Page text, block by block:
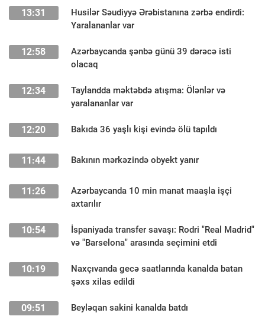
13:31
Husilər Səudiyyə Ərəbistanına zərbə endirdi:
Yaralananlar var
12:58
Azərbaycanda şənbə günü 39 dərəcə isti
olacaq
12:34
Taylandda məktəbdə atışma: Ölənlər və
yaralananlar var
12:20 Bakıda 36 yaşlı kişi evində ölü tapıldı
11:44 Bakının mərkəzində obyekt yanır
11:26
Azərbaycanda 10 min manat maaşla işçi
axtarılır
10:54
İspaniyada transfer savaşı: Rodri "Real Madrid"
və "Barselona" arasında seçimini etdi
10:19
Naxçıvanda gecə saatlarında kanalda batan
şəxs xilas edildi
09:51 Beyləqan sakini kanalda batdı